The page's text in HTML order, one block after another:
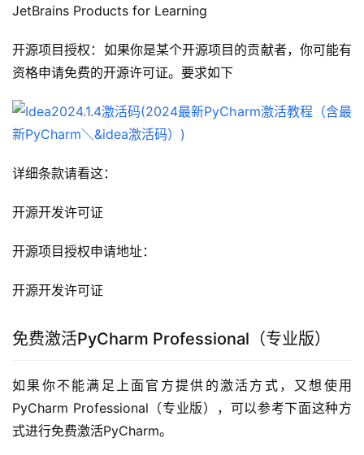
JetBrains Products for Learning
开源项目授权：如果你是某个开源项目的贡献者，你可能有
资格申请免费的开源许可证。要求如下
详细条款请看这：
开源开发许可证
开源项目授权申请地址：
开源开发许可证
免费激活PyCharm Professional（专业版）
如果你不能满足上面官方提供的激活方式，又想使用
PyCharm Professional（专业版），可以参考下面这种方
式进行免费激活PyCharm。